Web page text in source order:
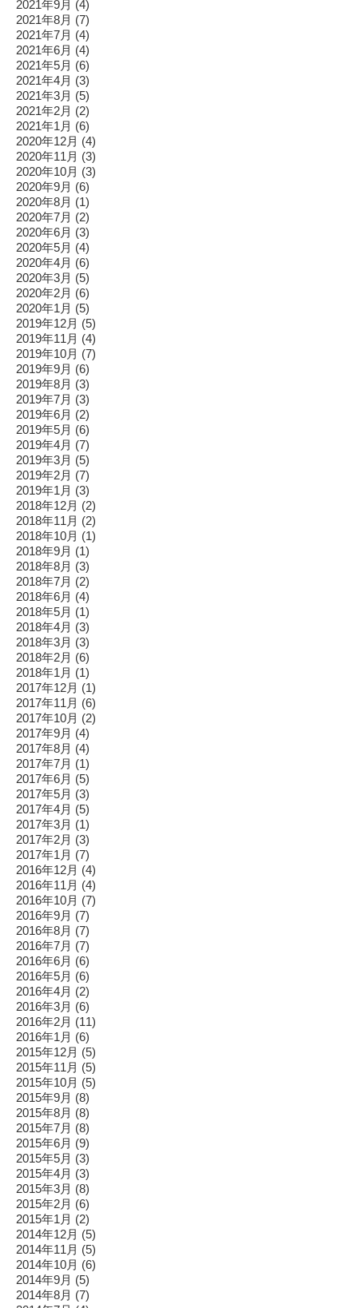
2021年9月 (4)
2021年8月 (7)
2021年7月 (4)
2021年6月 (4)
2021年5月 (6)
2021年4月 (3)
2021年3月 (5)
2021年2月 (2)
2021年1月 (6)
2020年12月 (4)
2020年11月 (3)
2020年10月 (3)
2020年9月 (6)
2020年8月 (1)
2020年7月 (2)
2020年6月 (3)
2020年5月 (4)
2020年4月 (6)
2020年3月 (5)
2020年2月 (6)
2020年1月 (5)
2019年12月 (5)
2019年11月 (4)
2019年10月 (7)
2019年9月 (6)
2019年8月 (3)
2019年7月 (3)
2019年6月 (2)
2019年5月 (6)
2019年4月 (7)
2019年3月 (5)
2019年2月 (7)
2019年1月 (3)
2018年12月 (2)
2018年11月 (2)
2018年10月 (1)
2018年9月 (1)
2018年8月 (3)
2018年7月 (2)
2018年6月 (4)
2018年5月 (1)
2018年4月 (3)
2018年3月 (3)
2018年2月 (6)
2018年1月 (1)
2017年12月 (1)
2017年11月 (6)
2017年10月 (2)
2017年9月 (4)
2017年8月 (4)
2017年7月 (1)
2017年6月 (5)
2017年5月 (3)
2017年4月 (5)
2017年3月 (1)
2017年2月 (3)
2017年1月 (7)
2016年12月 (4)
2016年11月 (4)
2016年10月 (7)
2016年9月 (7)
2016年8月 (7)
2016年7月 (7)
2016年6月 (6)
2016年5月 (6)
2016年4月 (2)
2016年3月 (6)
2016年2月 (11)
2016年1月 (6)
2015年12月 (5)
2015年11月 (5)
2015年10月 (5)
2015年9月 (8)
2015年8月 (8)
2015年7月 (8)
2015年6月 (9)
2015年5月 (3)
2015年4月 (3)
2015年3月 (8)
2015年2月 (6)
2015年1月 (2)
2014年12月 (5)
2014年11月 (5)
2014年10月 (6)
2014年9月 (5)
2014年8月 (7)